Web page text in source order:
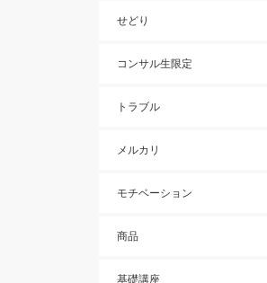
せどり
コンサル生限定
トラブル
メルカリ
モチベーション
商品
基礎講座